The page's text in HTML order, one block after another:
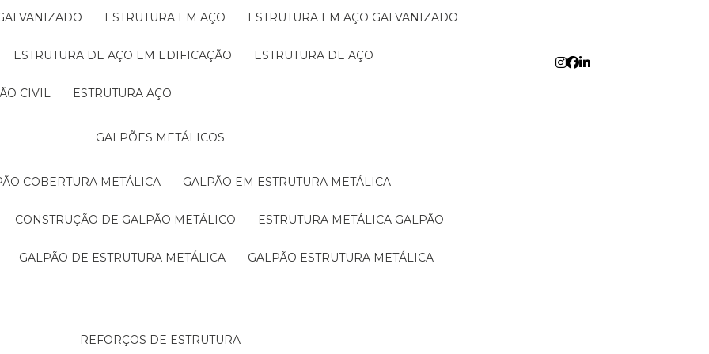
ESTRUTURA EM AÇO ESTRUTURA EM AÇO GALVANIZADO
ESTRUTURA DE AÇO EM EDIFICAÇÃO ESTRUTURA DE AÇO
CIVIL ESTRUTURA AÇO
GALPÕES METÁLICOS
COBERTURA METÁLICA GALPÃO EM ESTRUTURA METÁLICA
CONSTRUÇÃO DE GALPÃO METÁLICO ESTRUTURA METÁLICA GALPÃO
GALPÃO DE ESTRUTURA METÁLICA GALPÃO ESTRUTURA METÁLICA
REFORÇOS DE ESTRUTURA